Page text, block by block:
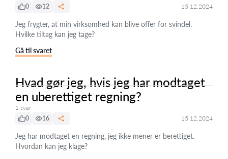
0
12 15.12.2024
Jeg frygter, at min virksomhed kan blive offer for svindel.
Hvilke tiltag kan jeg tage?
Gå til svaret
Hvad gør jeg, hvis jeg har modtaget
en uberettiget regning?
1 svar
0
16 15.12.2024
Jeg har modtaget en regning, jeg ikke mener er berettiget.
Hvordan kan jeg klage?